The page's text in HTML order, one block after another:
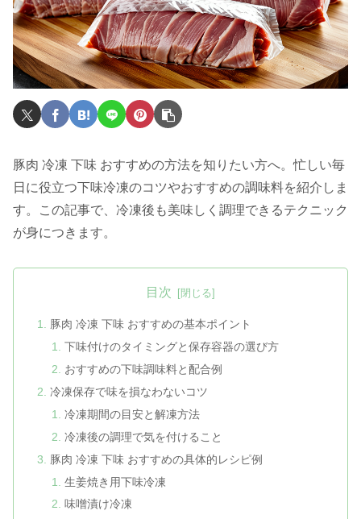
豚肉 冷凍 下味 おすすめの方法を知りたい方へ。忙しい毎
日に役立つ下味冷凍のコツやおすすめの調味料を紹介しま
す。この記事で、冷凍後も美味しく調理できるテクニック
が身につきます。
目次
豚肉 冷凍 下味 おすすめの基本ポイント
下味付けのタイミングと保存容器の選び方
おすすめの下味調味料と配合例
冷凍保存で味を損なわないコツ
冷凍期間の目安と解凍方法
冷凍後の調理で気を付けること
豚肉 冷凍 下味 おすすめの具体的レシピ例
生姜焼き用下味冷凍
味噌漬け冷凍